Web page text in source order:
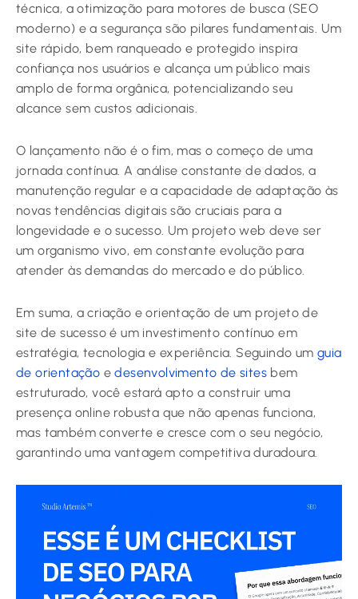
técnica, a otimização para motores de busca (SEO
moderno) e a segurança são pilares fundamentais. Um
site rápido, bem ranqueado e protegido inspira
confiança nos usuários e alcança um público mais
amplo de forma orgânica, potencializando seu
alcance sem custos adicionais.
O lançamento não é o fim, mas o começo de uma
jornada contínua. A análise constante de dados, a
manutenção regular e a capacidade de adaptação às
novas tendências digitais são cruciais para a
longevidade e o sucesso. Um projeto web deve ser
um organismo vivo, em constante evolução para
atender às demandas do mercado e do público.
Em suma, a criação e orientação de um projeto de
site de sucesso é um investimento contínuo em
estratégia, tecnologia e experiência. Seguindo um guia
de orientação edesenvolvimento de sites bem
estruturado, você estará apto a construir uma
presença online robusta que não apenas funciona,
mas também converte e cresce com o seu negócio,
garantindo uma vantagem competitiva duradoura.